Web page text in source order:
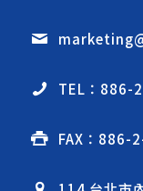
TEL：886-
FAX：886-